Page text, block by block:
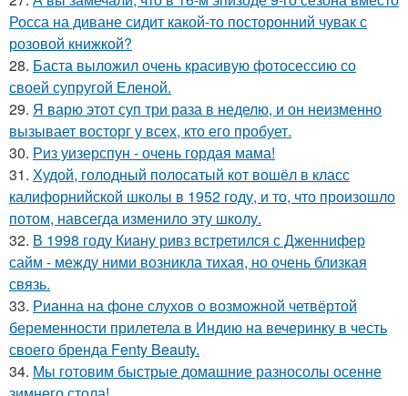
Росса на диване сидит какой-то посторонний чувак с
розовой книжкой?
28. Баста выложил очень красивую фотосессию со
своей супругой Еленой.
29. Я варю этот суп три раза в неделю, и он неизменно
вызывает восторг у всех, кто его пробует.
30. Риз уизерспун - очень гордая мама!
31. Худой, голодный полосатый кот вошёл в класс
калифорнийской школы в 1952 году, и то, что произошло
потом, навсегда изменило эту школу.
32. В 1998 году Киану ривз встретился с Дженнифер
сайм - между ними возникла тихая, но очень близкая
связь.
33. Рианна на фоне слухов о возможной четвёртой
беременности прилетела в Индию на вечеринку в честь
своего бренда Fenty Beauty.
34. Мы готовим быстрые домашние разносолы осенне